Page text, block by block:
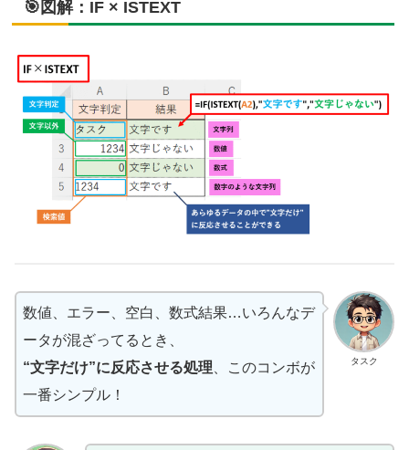
🎯図解：IF × ISTEXT
タスク
数値、エラー、空白、数式結果…いろんなデ
ータが混ざってるとき、
“文字だけ”に反応させる処理 、このコンボが
一番シンプル！